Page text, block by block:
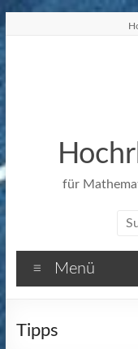
für
Menü
Tipps